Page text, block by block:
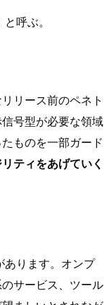
と呼ぶ。
リース前のペネト
号型が必要な領域
ものを一部ガード
ティをあげていく
あります。オンプ
サービス、ツール